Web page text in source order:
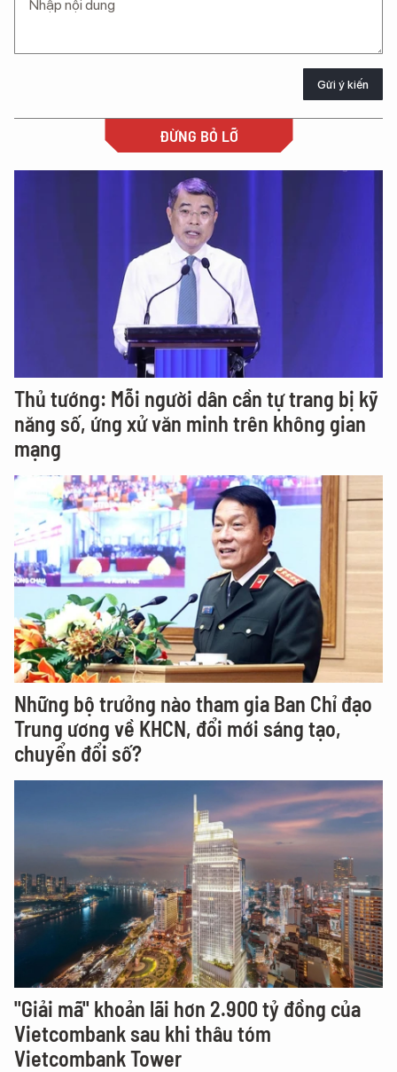
Gửi ý kiến
ĐỪNG BỎ LỠ
Thủ tướng: Mỗi người dân cần tự trang bị kỹ
năng số, ứng xử văn minh trên không gian
mạng
Những bộ trưởng nào tham gia Ban Chỉ đạo
Trung ương về KHCN, đổi mới sáng tạo,
chuyển đổi số?
"Giải mã" khoản lãi hơn 2.900 tỷ đồng của
Vietcombank sau khi thâu tóm
Vietcombank Tower